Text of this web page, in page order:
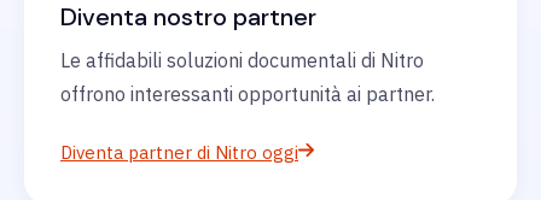
Diventa nostro partner
Le affidabili soluzioni documentali di Nitro
offrono interessanti opportunità ai partner.
Diventa partner di Nitro oggi